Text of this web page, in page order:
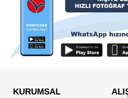
KURUMSAL